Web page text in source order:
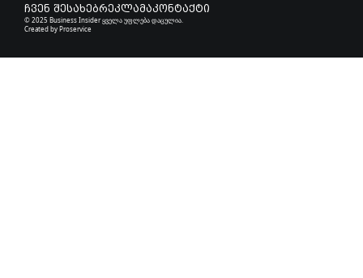
ჩვენ შესახებრეკლამაკონტაქტი
© 2025 Business Insider ყველა უფლება დაცულია.
Created byProservice